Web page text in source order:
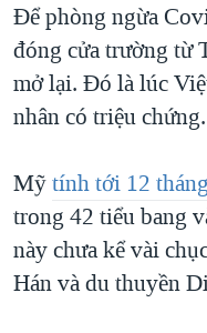
CÁC GIÁ TRỊ CỘNG
THƯỢNG ĐỈNH
TRỊNH VĨNH BÌNH
NGƯ DÂN VIỆT VÀ
BÊN KIA QUỐC LỘ:
QUAN HỆ VIỆT MỸ
Để phòng ngừa
đóng cửa trường từ
mở lại. Đó là lúc
nhân có triệu chứng.
Mỹtính tới 12
trong 42 tiểu bang
này chưa kể vài
Hán và du thuyền